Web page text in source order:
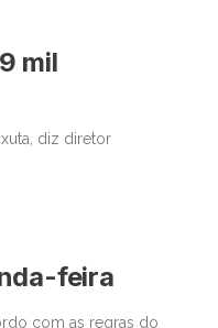
mil
diz diretor
feira
com as regras do